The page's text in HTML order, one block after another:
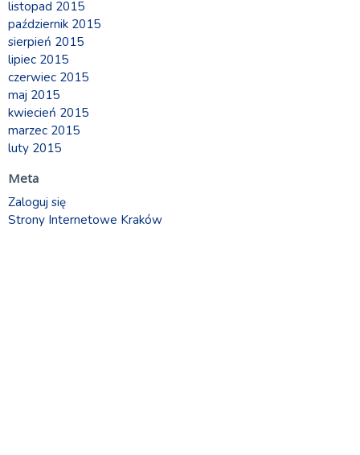
listopad 2015
październik 2015
sierpień 2015
lipiec 2015
czerwiec 2015
maj 2015
kwiecień 2015
marzec 2015
luty 2015
Meta
Zaloguj się
Strony Internetowe Kraków